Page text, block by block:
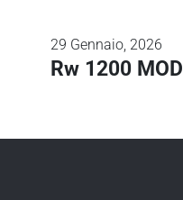
29 Gennaio, 2026
Rw 1200